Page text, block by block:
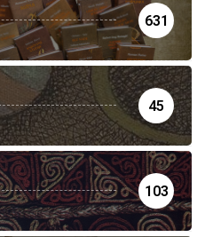
631
45
103